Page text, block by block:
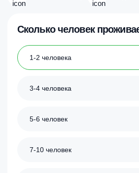
Сколько человек
1-2 человека
3-4 человека
5-6 человек
7-10 человек